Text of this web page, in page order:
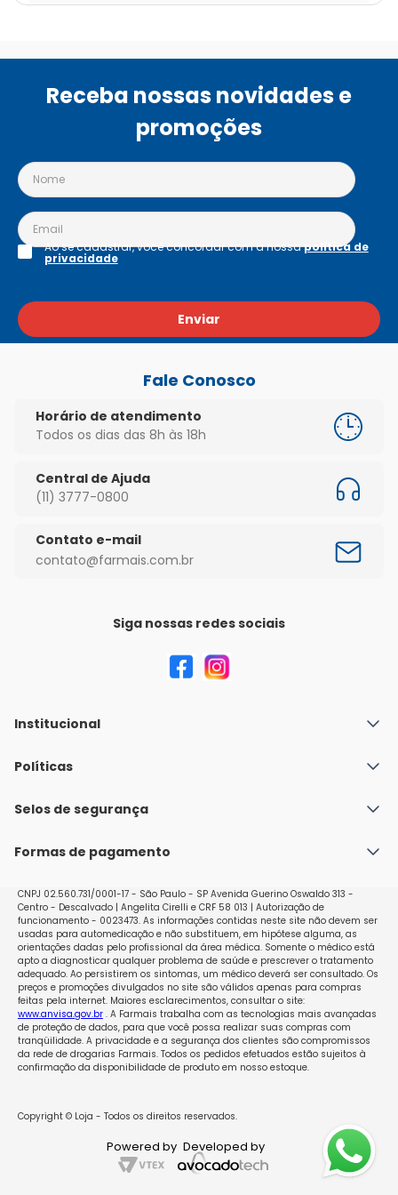
Receba nossas novidades e
promoções
Enviar
Ao se cadastrar, você concordar com a nossapolítica de
privacidade
Fale Conosco
Horário de atendimento
Todos os dias das 8h às 18h
Central de Ajuda
(11) 3777-0800
Contato e-mail
contato@farmais.com.br
Siga nossas redes sociais
Institucional
Quem Somos
Nossas lojas
Políticas
Política de Envio
Políticas de Trocas e Devoluções
Selos de segurança
Formas de pagamento
CNPJ 02.560.731/0001-17 - São Paulo - SP Avenida Guerino Oswaldo 313 -
Centro - Descalvado | Angelita Cirelli e CRF 58 013 | Autorização de
funcionamento - 0023473. As informações contidas neste site não devem ser
usadas para automedicação e não substituem, em hipótese alguma, as
orientações dadas pelo profissional da área médica. Somente o médico está
apto a diagnosticar qualquer problema de saúde e prescrever o tratamento
adequado. Ao persistirem os sintomas, um médico deverá ser consultado. Os
preços e promoções divulgados no site são válidos apenas para compras
feitas pela internet. Maiores esclarecimentos, consultar o site:
www.anvisa.gov.br. A Farmais trabalha com as tecnologias mais avançadas
de proteção de dados, para que você possa realizar suas compras com
tranqüilidade. A privacidade e a segurança dos clientes são compromissos
da rede de drogarias Farmais. Todos os pedidos efetuados estão sujeitos à
confirmação da disponibilidade de produto em nosso estoque.
Copyright © Loja - Todos os direitos reservados.
Powered by Developed by